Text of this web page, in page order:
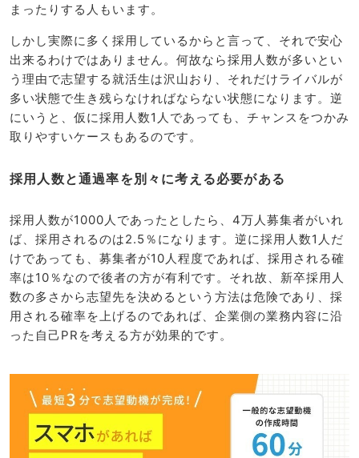
まったりする人もいます。
しかし実際に多く採用しているからと言って、それで安心
出来るわけではありません。何故なら採用人数が多いとい
う理由で志望する就活生は沢山おり、それだけライバルが
多い状態で生き残らなければならない状態になります。逆
にいうと、仮に採用人数1人であっても、チャンスをつかみ
取りやすいケースもあるのです。
採用人数と通過率を別々に考える必要がある
採用人数が1000人であったとしたら、4万人募集者がいれ
ば、採用されるのは2.5％になります。逆に採用人数1人だ
けであっても、募集者が10人程度であれば、採用される確
率は10％なので後者の方が有利です。それ故、新卒採用人
数の多さから志望先を決めるという方法は危険であり、採
用される確率を上げるのであれば、企業側の業務内容に沿
った自己PRを考える方が効果的です。